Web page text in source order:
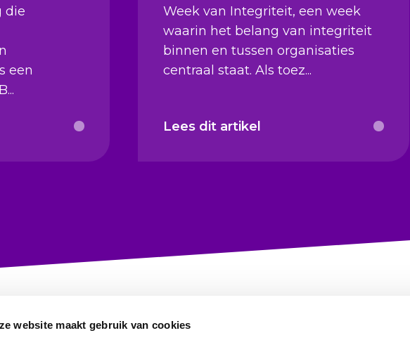
website maakt gebruik van cookies
die
een
Week van Integriteit, een week
waarin het belang van integriteit
binnen en tussen organisaties
centraal staat. Als toez...
Lees dit artikel